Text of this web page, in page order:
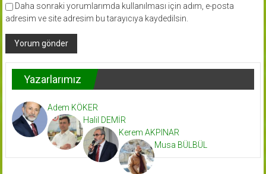
Daha sonraki yorumlarımda kullanılması için adım, e-posta
adresim ve site adresim bu tarayıcıya kaydedilsin.
Yazarlarımız
Adem KÖKER
Halil DEMİR
Kerem AKPINAR
Musa BÜLBÜL